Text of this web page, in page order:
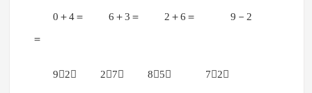
0＋4＝ 6＋3＝ 2＋6＝ 9－2
＝
92＝ 2＋7＝ 8－5＝ 7－2＝